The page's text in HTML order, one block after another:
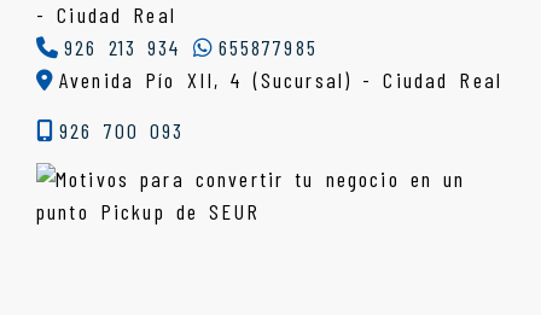
-Ciudad Real
926 213 934
655877985
Avenida Pío XII, 4 (Sucursal) - Ciudad Real
926 700 093